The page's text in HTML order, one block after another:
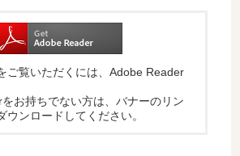
ご覧いただくには、Adobe Reader
お持ちでない方は、バナーのリン
ウンロードしてください。